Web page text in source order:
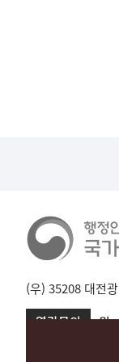
(우) 35208 대전
열람문의
월